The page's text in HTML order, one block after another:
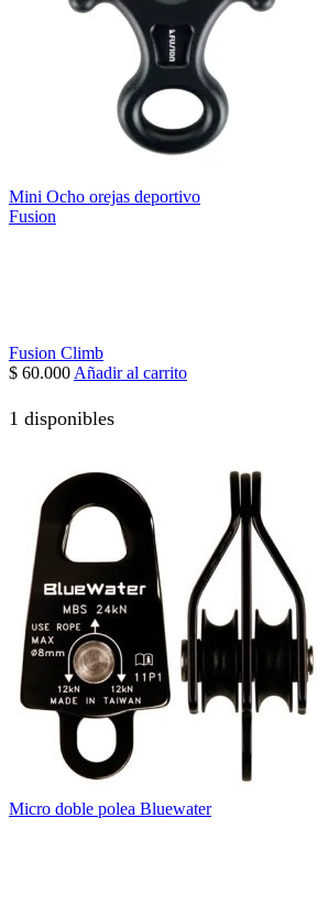
Mini Ocho orejas deportivo
Fusion
Fusion Climb
$ 60.000 Añadir al carrito
1 disponibles
Micro doble polea Bluewater